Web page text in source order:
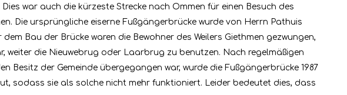
war auch die kürzeste Strecke nach Ommen für einen Besuch des
Die ursprüngliche eiserne Fußgängerbrücke wurde von Herrn Pathuis
Bau der Brücke waren die Bewohner des Weilers Giethmen gezwungen,
weiter die Nieuwebrug oder Laarbrug zu benutzen. Nach regelmäßigen
der Gemeinde übergegangen war, wurde die Fußgängerbrücke 1987
sodass sie als solche nicht mehr funktioniert. Leider bedeutet dies, dass